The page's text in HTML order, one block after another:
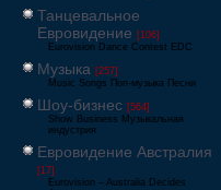
Танцевальное
Евровидение [106]
Eurovision Dance Contest EDC
Музыка [257]
Music Songs Поп-музыка Песни
Шоу-бизнес [564]
Show Business Музыкальная
индустрия
Евровидение Австралия
[17]
Eurovision – Australia Decides